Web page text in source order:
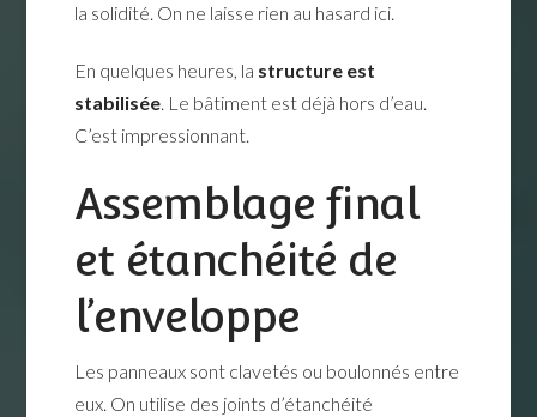
la solidité. On ne laisse rien au hasard ici.
En quelques heures, la structure est
stabilisée. Le bâtiment est déjà hors d’eau.
C’est impressionnant.
Assemblage final
et étanchéité de
l’enveloppe
Les panneaux sont clavetés ou boulonnés entre
eux. On utilise des joints d’étanchéité